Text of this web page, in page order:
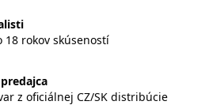
18 rokov skúseností
z oficiálnej CZ/SK distribúcie